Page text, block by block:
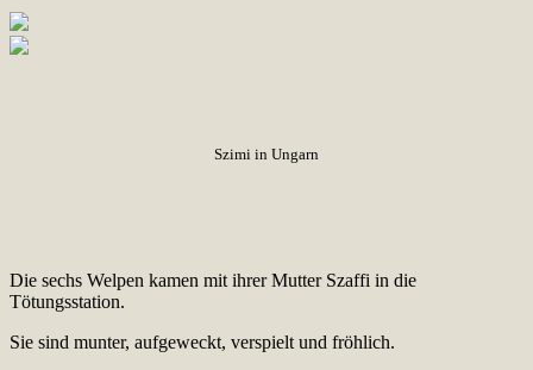
Szimi in Ungarn
Die sechs Welpen kamen mit ihrer Mutter Szaffi in die
Tötungsstation.
Sie sind munter, aufgeweckt, verspielt und fröhlich.